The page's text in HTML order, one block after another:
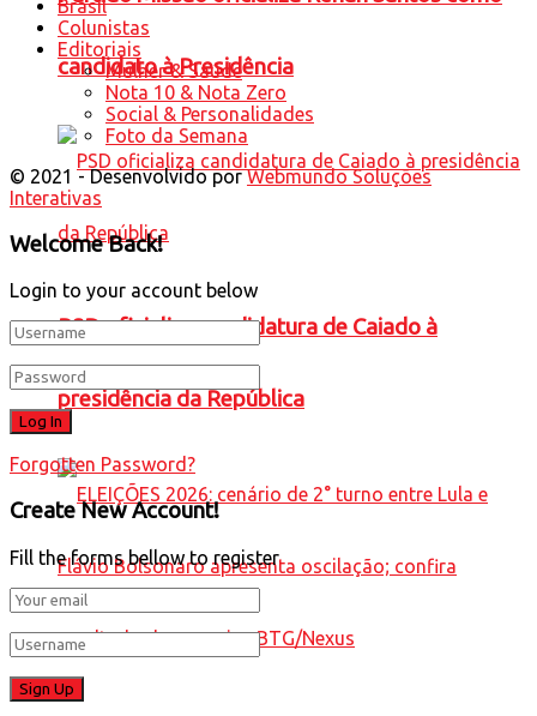
candidato à Presidência
PSD oficializa candidatura de Caiado à
presidência da República
Brasil
Colunistas
Editoriais
Mulher & Saúde
Nota 10 & Nota Zero
Social & Personalidades
Foto da Semana
© 2021 - Desenvolvido porWebmundo Soluções
Interativas
Welcome Back!
Login to your account below
Forgotten Password?
Create New Account!
Fill the forms bellow to register